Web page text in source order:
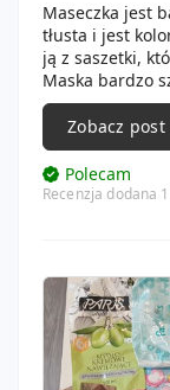
Maseczka jest
tłusta i jest
ją z saszetki,
Maska bardzo
zmiękczając je
spłukałam
bardzo gładkie,
zapachu kokosa
Zapach
Zobacz post
Polecam
Recenzja dodana